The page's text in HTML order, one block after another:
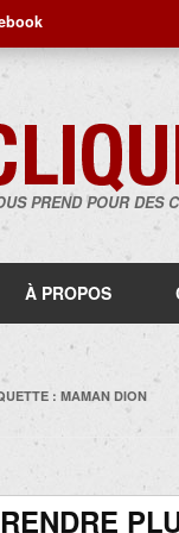
PREND POUR DES
À PROPOS
: MAMAN DION